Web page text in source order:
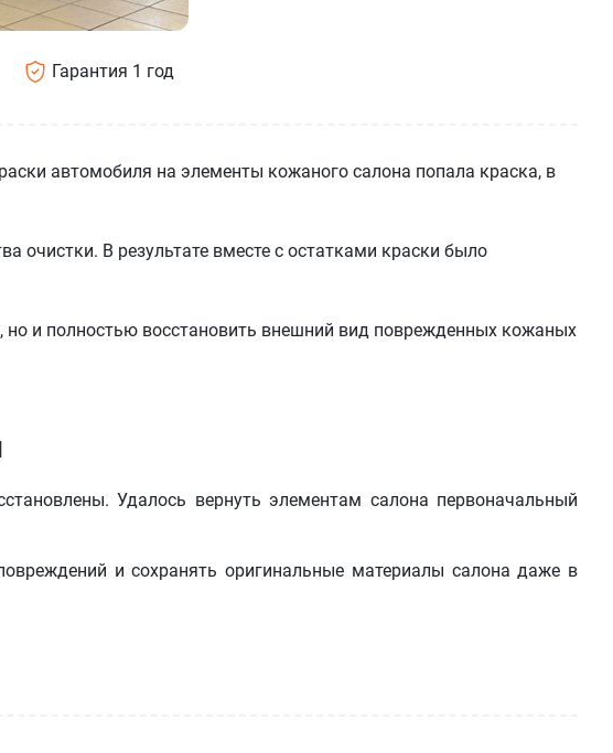
Гарантия 1 год
автомобиля на элементы кожаного салона попала краска, в
очистки. В результате вместе с остатками краски было
и полностью восстановить внешний вид поврежденных кожаных
Удалось вернуть элементам салона первоначальный
и сохранять оригинальные материалы салона даже в